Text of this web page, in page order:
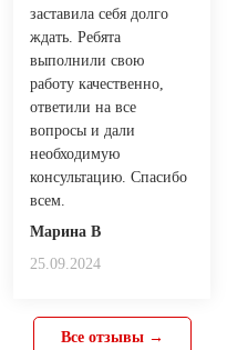
заставила себя долго
ждать. Ребята
выполнили свою
работу качественно,
ответили на все
вопросы и дали
необходимую
консультацию. Спасибо
всем.
Марина В
25.09.2024
Все отзывы →